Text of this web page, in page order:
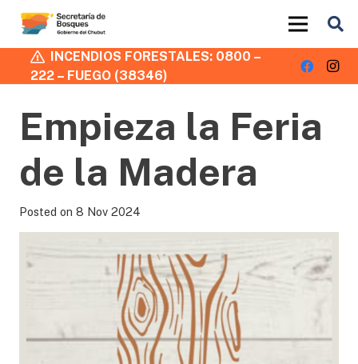
INCENDIOS FORESTALES: 0800 –
222 – FUEGO (38346)
Empieza la Feria
de la Madera
Posted on 8 Nov 2024